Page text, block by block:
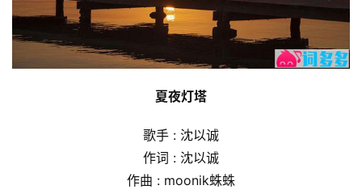
夏夜灯塔
歌手 : 沈以诚
作词 : 沈以诚
作曲 : moonik蛛蛛